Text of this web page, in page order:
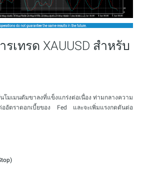
เทรด XAUUSD สำหรับ
โมเมนตัมขาลงที่แข็งแกร่งต่อเนื่อง ท่ามกลางความ
ตราดอกเบี้ยของ Fed และจะเพิ่มแรงกดดันต่อ